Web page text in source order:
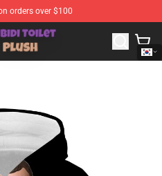
orders over $100
- Official Skibidi Toilet Plush